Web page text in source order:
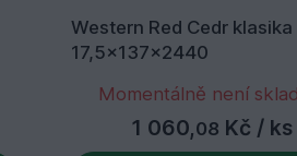
Western Red Cedr klasika
17,5x137x2440
Momentálně není
1 060,08 Kč / ks